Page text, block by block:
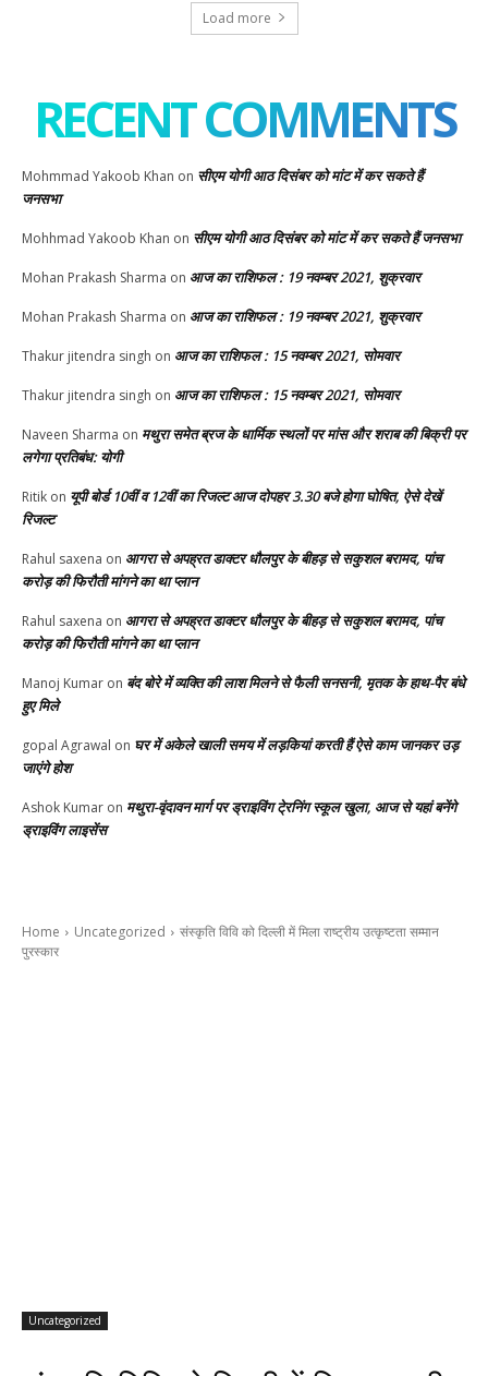
Load more
RECENT COMMENTS
Mohmmad Yakoob Khan on सीएम योगी आठ दिसंबर को मांट में कर सकते हैं
जनसभा
Mohhmad Yakoob Khan on सीएम योगी आठ दिसंबर को मांट में कर सकते हैं जनसभा
Mohan Prakash Sharma on आज का राशिफल : 19 नवम्बर 2021, शुक्रवार
Mohan Prakash Sharma on आज का राशिफल : 19 नवम्बर 2021, शुक्रवार
Thakur jitendra singh on आज का राशिफल : 15 नवम्बर 2021, सोमवार
Thakur jitendra singh on आज का राशिफल : 15 नवम्बर 2021, सोमवार
Naveen Sharma on मथुरा समेत ब्रज के धार्मिक स्थलों पर मांस और शराब की बिक्री पर
लगेगा प्रतिबंध: योगी
Ritik on यूपी बोर्ड 10वीं व 12वीं का रिजल्ट आज दोपहर 3.30 बजे होगा घोषित, ऐसे देखें
रिजल्ट
Rahul saxena on आगरा से अपह्रत डाक्टर धौलपुर के बीहड़ से सकुशल बरामद, पांच
करोड़ की फिरौती मांगने का था प्लान
Rahul saxena on आगरा से अपह्रत डाक्टर धौलपुर के बीहड़ से सकुशल बरामद, पांच
करोड़ की फिरौती मांगने का था प्लान
Manoj Kumar on बंद बोरे में व्यक्ति की लाश मिलने से फैली सनसनी, मृतक के हाथ-पैर बंधे
हुए मिले
gopal Agrawal on घर में अकेले खाली समय में लड़कियां करती हैं ऐसे काम जानकर उड़
जाएंगे होश
Ashok Kumar on मथुरा-वृंदावन मार्ग पर ड्राइविंग टे्रनिंग स्कूल खुला, आज से यहां बनेंगे
ड्राइविंग लाइसेंस